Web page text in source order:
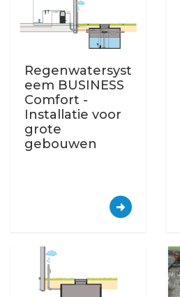
Regenwatersyst
eem BUSINESS
Comfort -
Installatie voor
grote
gebouwen